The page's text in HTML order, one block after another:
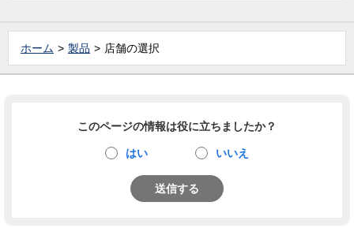
ホーム 製品 店舗の選択
このページの情報は役に立ちましたか？
はい いいえ
送信する